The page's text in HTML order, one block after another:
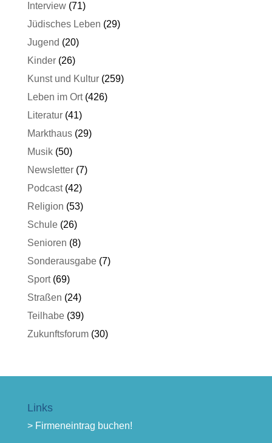
Interview(71)
Jüdisches Leben (29)
Jugend (20)
Kinder(26)
Kunst und Kultur(259)
Leben im Ort(426)
Literatur(41)
Markthaus(29)
Musik(50)
Newsletter(7)
Podcast(42)
Religion (53)
Schule(26)
Senioren (8)
Sonderausgabe(7)
Sport(69)
Straßen (24)
Teilhabe(39)
Zukunftsforum(30)
Links
> Firmeneintrag buchen!